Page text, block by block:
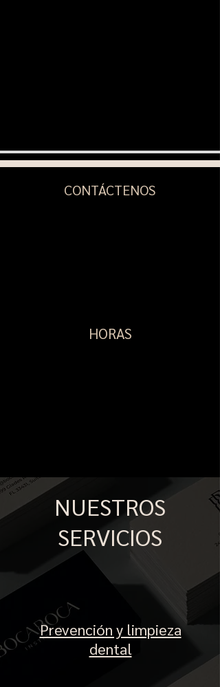
CONTÁCTENOS
HORAS
NUESTROS
SERVICIOS
Prevención y limpieza
dental